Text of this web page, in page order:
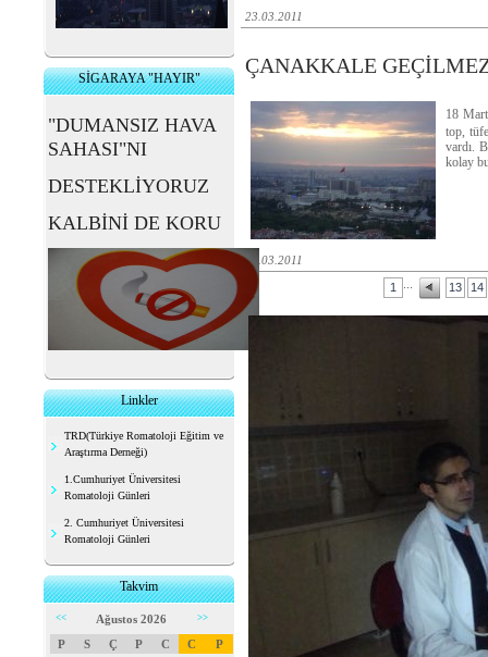
SİGARAYA "HAYIR"
"DUMANSIZ HAVA
SAHASI"NI
DESTEKLİYORUZ
KALBİNİ DE KORU
Linkler
TRD(Türkiye Romatoloji Eğitim ve
Araştırma Derneği)
1.Cumhuriyet Üniversitesi
Romatoloji Günleri
2. Cumhuriyet Üniversitesi
Romatoloji Günleri
Takvim
<< Ağustos 2026 >>
P S Ç P C C P
23.03.2011
ÇANAKKALE
18
top,
vardı.
kolay
17.03.2011
1 13 14